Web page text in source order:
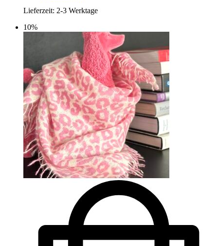
Lieferzeit: 2-3 Werktage
10%